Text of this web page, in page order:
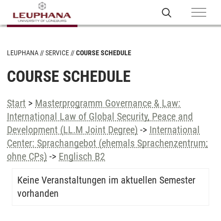
LEUPHANA SERVICE COURSE SCHEDULE
COURSE SCHEDULE
Start > Masterprogramm Governance & Law:
International Law of Global Security, Peace and
Development (LL.M Joint Degree) -> International
Center: Sprachangebot (ehemals Sprachenzentrum;
ohne CPs) -> Englisch B2
Keine Veranstaltungen im aktuellen Semester
vorhanden